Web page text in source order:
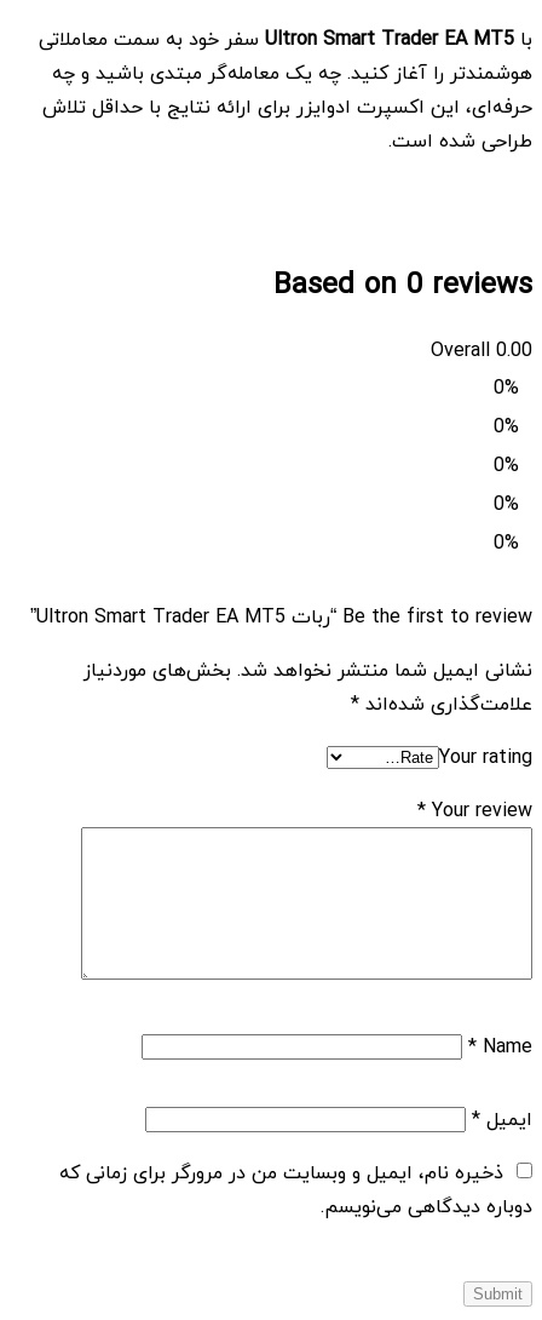
با Ultron Smart Trader EA MT5 سفر خود به سمت معاملاتی
هوشمندتر را آغاز کنید. چه یک معامله‌گر مبتدی باشید و چه
حرفه‌ای، این اکسپرت ادوایزر برای ارائه نتایج با حداقل تلاش
طراحی شده است.
Based on 0 reviews
0.00
Overall
0%
0%
0%
0%
0%
Be the first to review “ربات Ultron Smart Trader EA MT5”
نشانی ایمیل شما منتشر نخواهد شد. بخش‌های موردنیاز
علامت‌گذاری شده‌اند*
Your rating
Your review
*
Name
*
ایمیل*
ذخیره نام، ایمیل و وبسایت من در مرورگر برای زمانی که
دوباره دیدگاهی می‌نویسم.